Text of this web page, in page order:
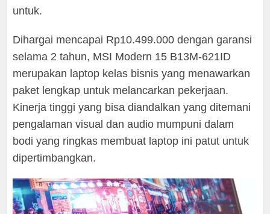
untuk.
Dihargai mencapai Rp10.499.000 dengan garansi
selama 2 tahun, MSI Modern 15 B13M-621ID
merupakan laptop kelas bisnis yang menawarkan
paket lengkap untuk melancarkan pekerjaan.
Kinerja tinggi yang bisa diandalkan yang ditemani
pengalaman visual dan audio mumpuni dalam
bodi yang ringkas membuat laptop ini patut untuk
dipertimbangkan.